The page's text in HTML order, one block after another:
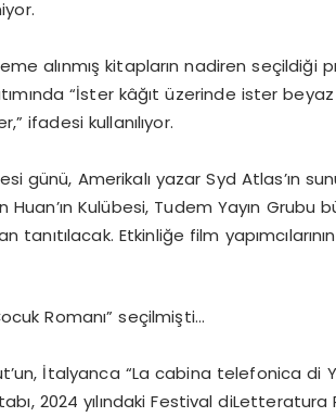
alınmış kitapların nadiren seçildiği
“İster kâğıt üzerinde ister
ifadesi kullanılıyor.
günü, Amerikalı yazarSyd Atlas’ın
Huan’ın Kulübesi, Tudem Yayın Grubu
tanıtılacak. Etkinliğe film
Romanı” seçilmişti…
, İtalyanca “Lacabina telefonica di
2024 yılındaki FestivaldiLetteratura